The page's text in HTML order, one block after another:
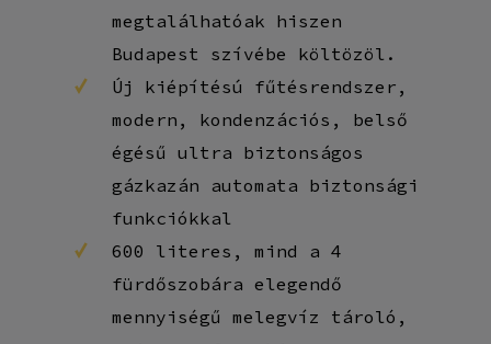
megtalálhatóak hiszen
Budapest szívébe költözöl.
Új kiépítésú fűtésrendszer,
modern, kondenzációs, belső
égésű ultra biztonságos
gázkazán automata biztonsági
funkciókkal
600 literes, mind a 4
fürdőszobára elegendő
mennyiségű melegvíz tároló,